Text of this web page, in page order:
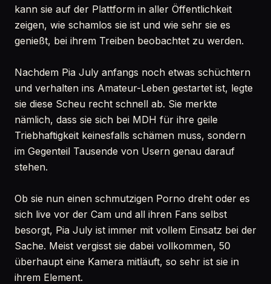
kann sie auf der Plattform in aller Öffentlichkeit
zeigen, wie schamlos sie ist und wie sehr sie es
genießt, bei ihrem Treiben beobachtet zu werden.
Nachdem Pia July anfangs noch etwas schüchtern
und verhalten ins Amateur-Leben gestartet ist, legte
sie diese Scheu recht schnell ab. Sie merkte
nämlich, dass sie sich bei MDH für ihre geile
Triebhaftigkeit keinesfalls schämen muss, sondern
im Gegenteil Tausende von Usern genau darauf
stehen.
Ob sie nun einen schmutzigen Porno dreht oder es
sich live vor der Cam und all ihren Fans selbst
besorgt, Pia July ist immer mit vollem Einsatz bei der
Sache. Meist vergisst sie dabei vollkommen, 50
überhaupt eine Kamera mitläuft, so sehr ist sie in
ihrem Element.